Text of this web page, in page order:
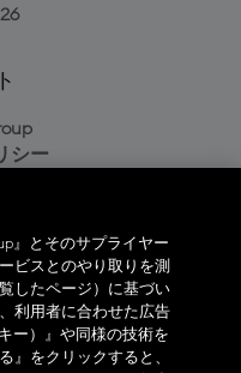
シー
リシー
ー
プリ
』とそのサプライヤー
ビスとのやり取りを測
したページ）に基づい
利用者に合わせた広告
ー）』や同様の技術を
』をクリックすると、